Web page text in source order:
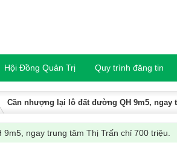
Hội Đồng Quản Trị Quy trình đăng tin
Cần nhượng lại lô đất đường QH 9m5, ngay
ngay trung tâm Thị Trấn chỉ 700 triệu.